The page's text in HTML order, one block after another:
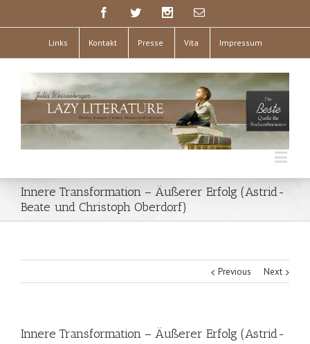
Links Kontakt Presse Vita Impressum
Innere Transformation – Äußerer Erfolg (Astrid-
Beate und Christoph Oberdorf)
Previous Next
Innere Transformation – Äußerer Erfolg (Astrid-